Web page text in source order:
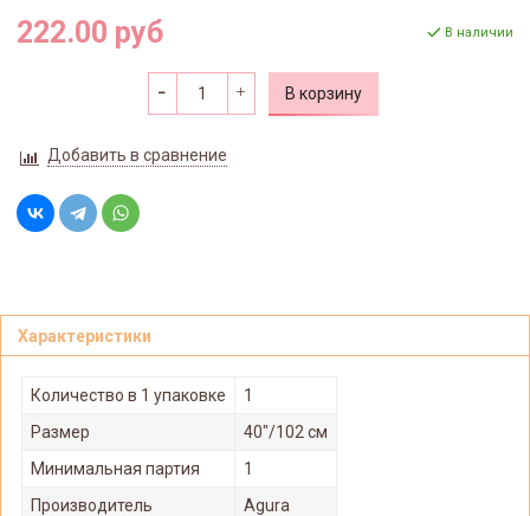
222.00 руб В наличии
В корзину
Добавить в сравнение
Характеристики
Количество в 1 упаковке
1
Размер
40"/102 см
Минимальная партия
1
Производитель
Agura